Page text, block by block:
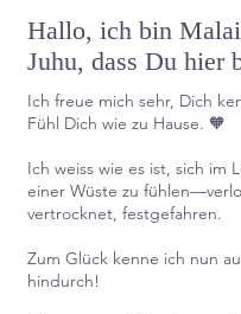
Hallo, ich bin
Juhu, dass Du hier
Ich freue mich sehr, Dich
Fühl Dich wie zu Hause. 🧡
Ich weiss wie es ist, sich im
einer Wüste zu
vertrocknet, festgefahren.
Zum Glück kenne ich nun
hindurch!